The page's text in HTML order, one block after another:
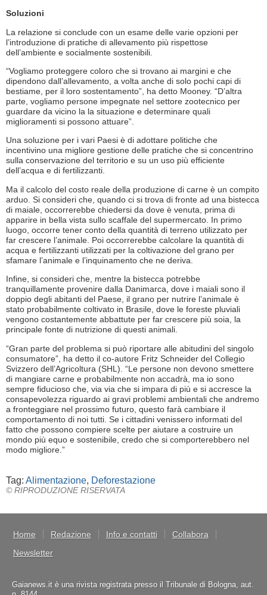
Soluzioni
La relazione si conclude con un esame delle varie opzioni per
l’introduzione di pratiche di allevamento più rispettose
dell’ambiente e socialmente sostenibili.
“Vogliamo proteggere coloro che si trovano ai margini e che
dipendono dall’allevamento, a volta anche di solo pochi capi di
bestiame, per il loro sostentamento”, ha detto Mooney. “D’altra
parte, vogliamo persone impegnate nel settore zootecnico per
guardare da vicino la la situazione e determinare quali
miglioramenti si possono attuare”.
Una soluzione per i vari Paesi è di adottare politiche che
incentivino una migliore gestione delle pratiche che si concentrino
sulla conservazione del territorio e su un uso più efficiente
dell’acqua e di fertilizzanti.
Ma il calcolo del costo reale della produzione di carne è un compito
arduo. Si consideri che, quando ci si trova di fronte ad una bistecca
di maiale, occorrerebbe chiedersi da dove è venuta, prima di
apparire in bella vista sullo scaffale del supermercato. In primo
luogo, occorre tener conto della quantità di terreno utilizzato per
far crescere l’animale. Poi occorrerebbe calcolare la quantità di
acqua e fertilizzanti utilizzati per la coltivazione del grano per
sfamare l’animale e l’inquinamento che ne deriva.
Infine, si consideri che, mentre la bistecca potrebbe
tranquillamente provenire dalla Danimarca, dove i maiali sono il
doppio degli abitanti del Paese, il grano per nutrire l’animale è
stato probabilmente coltivato in Brasile, dove le foreste pluviali
vengono costantemente abbattute per far crescere più soia, la
principale fonte di nutrizione di questi animali.
“Gran parte del problema si può riportare alle abitudini del singolo
consumatore”, ha detto il co-autore Fritz Schneider del Collegio
Svizzero dell’Agricoltura (SHL). “Le persone non devono smettere
di mangiare carne e probabilmente non accadrà, ma io sono
sempre fiducioso che, via via che si impara di più e si accresce la
consapevolezza riguardo ai gravi problemi ambientali che andremo
a fronteggiare nel prossimo futuro, questo farà cambiare il
comportamento di noi tutti. Se i cittadini venissero informati del
fatto che possono compiere scelte per aiutare a costruire un
mondo più equo e sostenibile, credo che si comporterebbero nel
modo migliore.”
Tag: Alimentazione, Deforestazione
© RIPRODUZIONE RISERVATA
Home Redazione Info e contatti
Collabora
Newsletter
Gaianews.it è una rivista registrata presso il Tribunale di Bologna, aut.